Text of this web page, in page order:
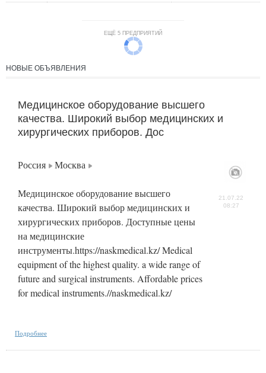
ЕЩЁ 5 ПРЕДПРИЯТИЙ
НОВЫЕ ОБЪЯВЛЕНИЯ
Медицинское оборудование высшего
качества. Широкий выбор медицинских и
хирургических приборов. Дос
Россия Москва
Медицинское оборудование высшего
качества. Широкий выбор медицинских и
хирургических приборов. Доступные цены
на медицинские
инструменты.https://naskmedical.kz/ Medical
equipment of the highest quality. a wide range of
future and surgical instruments. Affordable prices
for medical instruments.//naskmedical.kz/
21.07.22
08:27
Подробнее